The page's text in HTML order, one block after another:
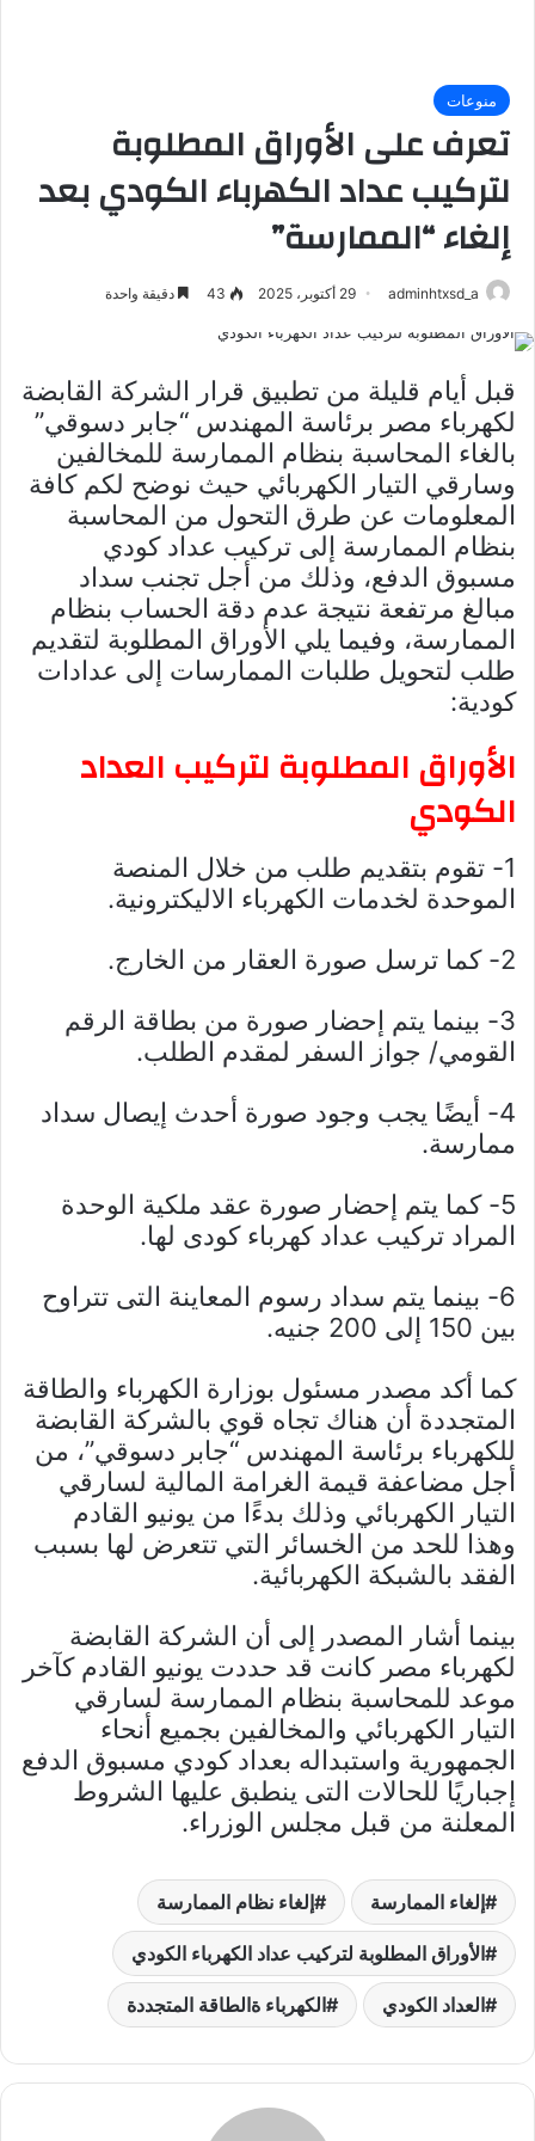
منوعات
تعرف على الأوراق المطلوبة
لتركيب عداد الكهرباء الكودي بعد
إلغاء “الممارسة”
adminhtxsd_a 29 أكتوبر، 2025 43 دقيقة واحدة
قبل أيام قليلة من تطبيق قرار الشركة القابضة
لكهرباء مصر برئاسة المهندس “جابر دسوقي”
بالغاء المحاسبة بنظام الممارسة للمخالفين
وسارقي التيار الكهربائي حيث نوضح لكم كافة
المعلومات عن طرق التحول من المحاسبة
بنظام الممارسة إلى تركيب عداد كودي
مسبوق الدفع، وذلك من أجل تجنب سداد
مبالغ مرتفعة نتيجة عدم دقة الحساب بنظام
الممارسة، وفيما يلي الأوراق المطلوبة لتقديم
طلب لتحويل طلبات الممارسات إلى عدادات
كودية:
الأوراق المطلوبة لتركيب العداد
الكودي
1- تقوم بتقديم طلب من خلال المنصة
الموحدة لخدمات الكهرباء الاليكترونية.
2- كما ترسل صورة العقار من الخارج.
3- بينما يتم إحضار صورة من بطاقة الرقم
القومي/ جواز السفر لمقدم الطلب.
4- أيضًا يجب وجود صورة أحدث إيصال سداد
ممارسة.
5- كما يتم إحضار صورة عقد ملكية الوحدة
المراد تركيب عداد كهرباء كودى لها.
6- بينما يتم سداد رسوم المعاينة التى تتراوح
بين 150 إلى 200 جنيه.
كما أكد مصدر مسئول بوزارة الكهرباء والطاقة
المتجددة أن هناك تجاه قوي بالشركة القابضة
للكهرباء برئاسة المهندس “جابر دسوقي”، من
أجل مضاعفة قيمة الغرامة المالية لسارقي
التيار الكهربائي وذلك بدءًا من يونيو القادم
وهذا للحد من الخسائر التي تتعرض لها بسبب
الفقد بالشبكة الكهربائية.
بينما أشار المصدر إلى أن الشركة القابضة
لكهرباء مصر كانت قد حددت يونيو القادم كآخر
موعد للمحاسبة بنظام الممارسة لسارقي
التيار الكهربائي والمخالفين بجميع أنحاء
الجمهورية واستبداله بعداد كودي مسبوق الدفع
إجباريًا للحالات التى ينطبق عليها الشروط
المعلنة من قبل مجلس الوزراء.
إلغاء الممارسة إلغاء نظام الممارسة
الأوراق المطلوبة لتركيب عداد الكهرباء الكودي
العداد الكودي الكهرباء ةالطاقة المتجددة